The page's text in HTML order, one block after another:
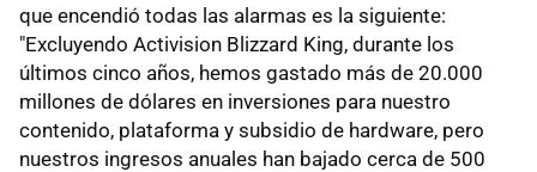
que encendió todas las alarmas es la siguiente:
"Excluyendo Activision Blizzard King, durante los
últimos cinco años, hemos gastado más de 20.000
millones de dólares en inversiones para nuestro
contenido, plataforma y subsidio de hardware, pero
nuestros ingresos anuales han bajado cerca de 500